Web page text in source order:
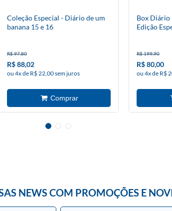
Coleção Especial - Diário de um
banana 15 e 16
R$ 97,80
R$ 88,02
ou 4x de R$ 22,00 sem juros
Box Diário
Edição
R$ 199,90
R$ 80,00
ou 4x de R$
NEWS COM PROMOÇÕES E